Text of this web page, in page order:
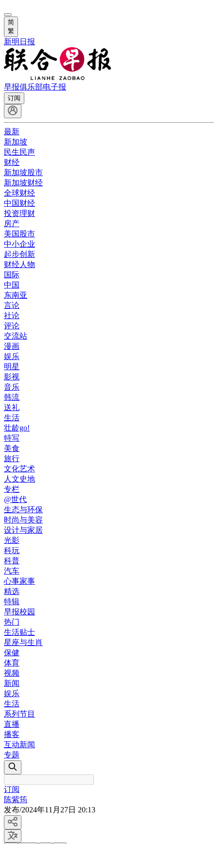
简
繁
新明日报
早报俱乐部电子报
订阅
最新
新加坡
民生民声
财经
新加坡股市
新加坡财经
全球财经
中国财经
投资理财
房产
美国股市
中小企业
起步创新
财经人物
国际
中国
东南亚
言论
社论
评论
交流站
漫画
娱乐
明星
影视
音乐
韩流
送礼
生活
壮龄go!
特写
美食
旅行
文化艺术
人文史地
专栏
@世代
生态与环保
时尚与美容
设计与家居
光影
科玩
科普
汽车
心事家事
精选
特辑
早报校园
热门
生活贴士
星座与生肖
保健
体育
视频
新闻
娱乐
生活
系列节目
直播
播客
互动新闻
专题
订阅
陈紫筠
发布/2024年11月27日 20:13